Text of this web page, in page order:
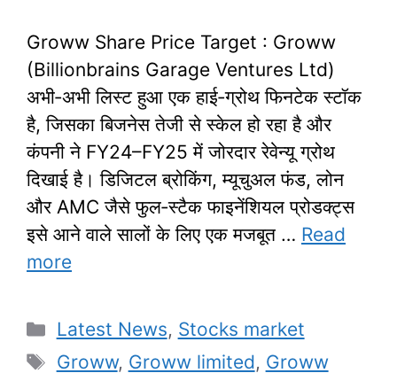
Groww Share Price Target : Groww
(Billionbrains Garage Ventures Ltd)
अभी‑अभी लिस्ट हुआ एक हाई‑ग्रोथ फिनटेक स्टॉक
है, जिसका बिजनेस तेजी से स्केल हो रहा है और
कंपनी ने FY24–FY25 में जोरदार रेवेन्यू ग्रोथ
दिखाई है। डिजिटल ब्रोकिंग, म्यूचुअल फंड, लोन
और AMC जैसे फुल‑स्टैक फाइनेंशियल प्रोडक्ट्स
इसे आने वाले सालों के लिए एक मजबूत … Read
more
Categories
Latest News, Stocks market
Tags
Groww, Groww limited, Groww